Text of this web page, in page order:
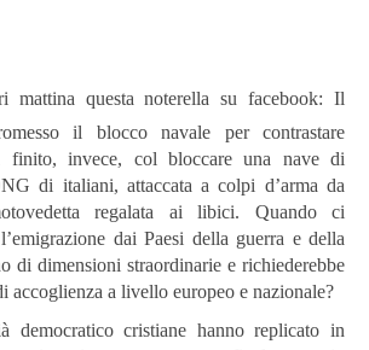
mattina questa noterella su facebook: Il
il blocco navale per contrastare
finito, invece, col bloccare una nave di
di italiani, attaccata a colpi d’arma da
regalata ai libici. Quando ci
dai Paesi della guerra e della
di dimensioni straordinarie e richiederebbe
accoglienza a livello europeo e nazionale?
democratico cristiane hanno replicato in